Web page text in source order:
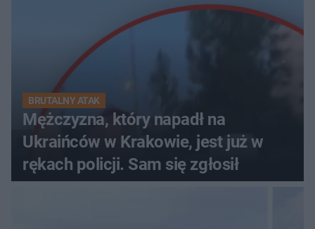
BRUTALNY ATAK
Mężczyzna, który napadł na
Ukraińców w Krakowie, jest już w
rękach policji. Sam się zgłosił